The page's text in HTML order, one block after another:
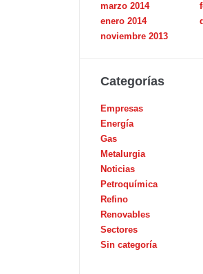
marzo 2014
enero 2014
noviembre 2013
Categorías
Empresas
Energía
Gas
Metalurgia
Noticias
Petroquímica
Refino
Renovables
Sectores
Sin categoría